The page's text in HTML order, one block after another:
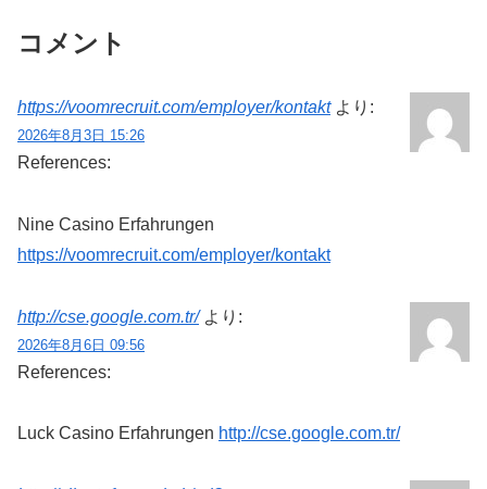
コメント
https://voomrecruit.com/employer/kontakt より:
2026年8月3日 15:26
References:
Nine Casino Erfahrungen
https://voomrecruit.com/employer/kontakt
http://cse.google.com.tr/ より:
2026年8月6日 09:56
References:
Luck Casino Erfahrungen http://cse.google.com.tr/